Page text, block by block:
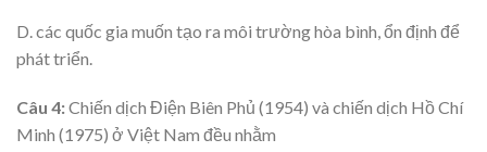
D. các quốc gia muốn tạo ra môi trường hòa bình, ổn định để
phát triển.
Câu 4:Chiến dịch Điện Biên Phủ (1954) và chiến dịch Hồ Chí
Minh (1975) ở Việt Nam đều nhằm